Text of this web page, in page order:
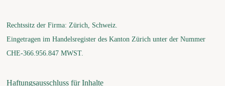
Rechtssitz der Firma: Zürich, Schweiz.
Eingetragen im Handelsregister des Kanton Zürich unter der Nummer
CHE-366.956.847 MWST.
Haftungsausschluss für Inhalte